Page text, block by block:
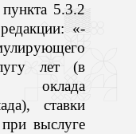
5.3.2
«-
лет (в
оклада
ставки
выслуге